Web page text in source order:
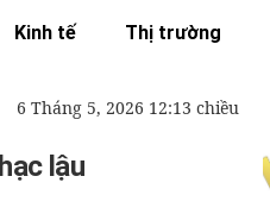
Kinh tế Thị trường
6 Tháng 5, 2026 12:13 chiều
lậu